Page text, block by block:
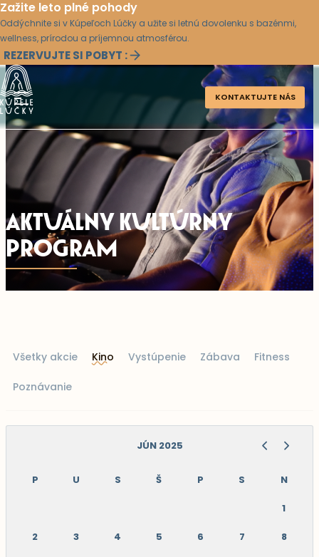
Zažite leto plné pohody
Oddýchnite si v Kúpeľoch Lúčky a užite si letnú dovolenku s bazénmi,
wellness, prírodou a príjemnou atmosférou.
REZERVUJTE SI POBYT :
KONTAKTUJTE NÁS
AKTUÁLNY KULTÚRNY
PROGRAM
Všetky akcie Kino Vystúpenie Zábava Fitness
Poznávanie
JÚN 2025
P U S Š P S N
1
2 3 4 5 6 7 8